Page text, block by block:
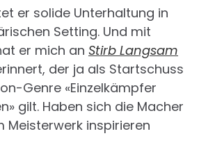
er solide Unterhaltung in
Setting. Und mit
er mich an Stirb Langsam
der ja als Startschuss
Genre «Einzelkämpfer
gilt. Haben sich die Macher
Meisterwerk inspirieren